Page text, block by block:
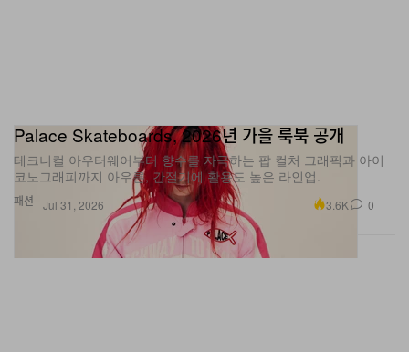
패션
Palace Skateboards, 2026년 가을 룩북 공개
테크니컬 아우터웨어부터 향수를 자극하는 팝 컬처 그래픽과 아이
코노그래피까지 아우른, 간절기에 활용도 높은 라인업.
Jul 31, 2026 3.6K 0